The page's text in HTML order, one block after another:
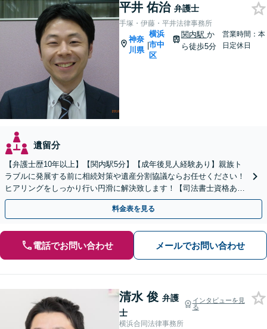
平井 佑治 弁護士
手塚・伊藤・平井法律事務所
神奈
川県
|
横浜
市中
区
関内駅 か
ら徒歩5分
営業時間：本
日定休日
遺留分
【弁護士歴10年以上】【関内駅5分】【成年後見人経験あり】親族ト
ラブルに発展する前に相続対策や遺産分割協議ならお任せください！
ヒアリングをしっかり行い円滑に解決致します！【司法書士資格あ
り】【子連れ相談可】【夜間/休日対応可】
料金表を見る
電話でお問い合わせ メールでお問い合わせ
清水 俊 弁護
士
インタビューを見
る
横浜合同法律事務所